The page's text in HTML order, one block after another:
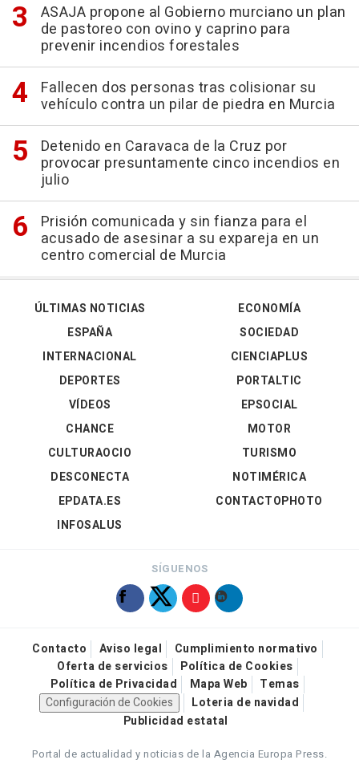
ASAJA propone al Gobierno murciano un plan
de pastoreo con ovino y caprino para
prevenir incendios forestales
Fallecen dos personas tras colisionar su
vehículo contra un pilar de piedra en Murcia
Detenido en Caravaca de la Cruz por
provocar presuntamente cinco incendios en
julio
Prisión comunicada y sin fianza para el
acusado de asesinar a su expareja en un
centro comercial de Murcia
ÚLTIMAS NOTICIAS
ESPAÑA
INTERNACIONAL
DEPORTES
VÍDEOS
ECONOMÍA
SOCIEDAD
CIENCIAPLUS
PORTALTIC
EPSOCIAL
CHANCE
CULTURAOCIO
DESCONECTA
EPDATA.ES
INFOSALUS
MOTOR
TURISMO
NOTIMÉRICA
CONTACTOPHOTO
SÍGUENOS
Contacto Aviso legal
Cumplimiento normativo
Oferta de servicios
Política de Cookies
Política de Privacidad
Mapa Web
Temas
Configuración de Cookies
Loteria de navidad
Publicidad estatal
Portal de actualidad y noticias de la Agencia Europa Press.